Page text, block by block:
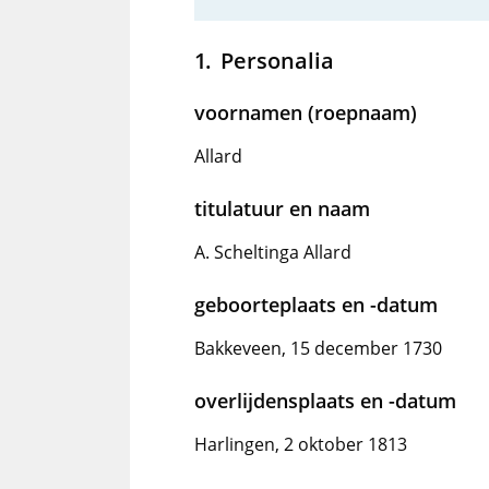
Personalia
voornamen (roepnaam)
Allard
titulatuur en naam
A. Scheltinga Allard
geboorteplaats en -datum
Bakkeveen, 15 december 1730
overlijdensplaats en -datum
Harlingen, 2 oktober 1813